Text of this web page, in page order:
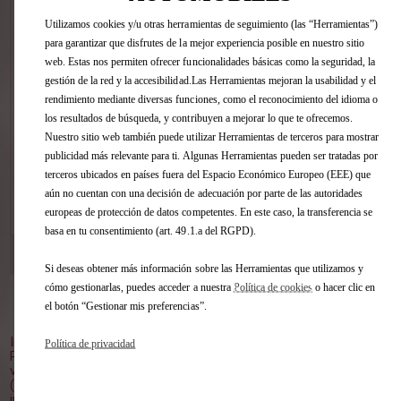
su vehículo en pocos clics sin importar
la marca.
VER ESTE COCHE
Imagen no contractual.
Plazo de entrega orientativo, a partir del pedido en el punto de
venta.
(1) PVP Recomendado (impuestos, transporte y oferta
Utilizamos cookies y/u otras herramientas de seguimiento (las “Herramientas”)
para garantizar que disfrutes de la mejor experiencia posible en nuestro sitio
web. Estas nos permiten ofrecer funcionalidades básicas como la seguridad, la
gestión de la red y la accesibilidad.Las Herramientas mejoran la usabilidad y el
rendimiento mediante diversas funciones, como el reconocimiento del idioma o
los resultados de búsqueda, y contribuyen a mejorar lo que te ofrecemos.
Nuestro sitio web también puede utilizar Herramientas de terceros para mostrar
publicidad más relevante para ti. Algunas Herramientas pueden ser tratadas por
terceros ubicados en países fuera del Espacio Económico Europeo (EEE) que
aún no cuentan con una decisión de adecuación por parte de las autoridades
europeas de protección de datos competentes. En este caso, la transferencia se
basa en tu consentimiento (art. 49.1.a del RGPD).
Si deseas obtener más información sobre las Herramientas que utilizamos y
cómo gestionarlas, puedes acceder a nuestra Política de cookieso hacer clic en
el botón “Gestionar mis preferencias”.
Política de privacidad